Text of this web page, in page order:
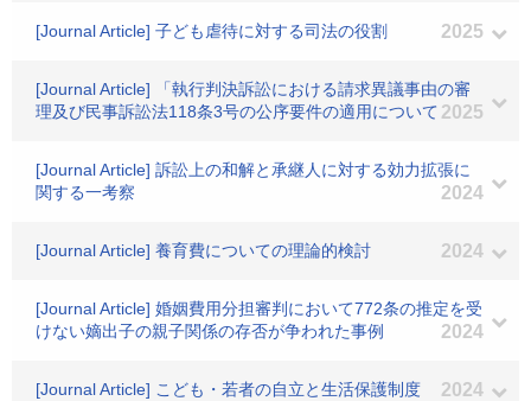
[Journal Article] 子ども虐待に対する司法の役割 2025
[Journal Article] 「執行判決訴訟における請求異議事由の審
理及び民事訴訟法118条3号の公序要件の適用について 2025
[Journal Article] 訴訟上の和解と承継人に対する効力拡張に
関する一考察
2024
[Journal Article] 養育費についての理論的検討 2024
[Journal Article] 婚姻費用分担審判において772条の推定を受
けない嫡出子の親子関係の存否が争われた事例
2024
[Journal Article] こども・若者の自立と生活保護制度 2024